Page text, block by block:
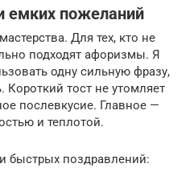
емких пожеланий
Для тех, кто не
подходят афоризмы. Я
одну сильную фразу,
Короткий тост не утомляет
послевкусие. Главное —
и теплотой.
быстрых поздравлений: